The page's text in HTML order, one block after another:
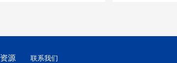
源 联系我们